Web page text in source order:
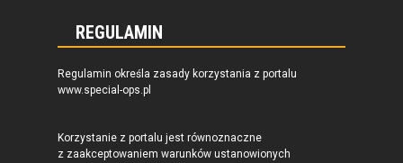
REGULAMIN
Regulamin określa zasady korzystania z portalu
www.special-ops.pl
Korzystanie z portalu jest równoznaczne
z zaakceptowaniem warunków ustanowionych